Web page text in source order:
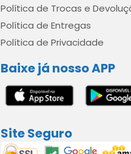
Política de Trocas e
Política de Entregas
Política de Privacidade
Baixe já nosso APP
Site Seguro